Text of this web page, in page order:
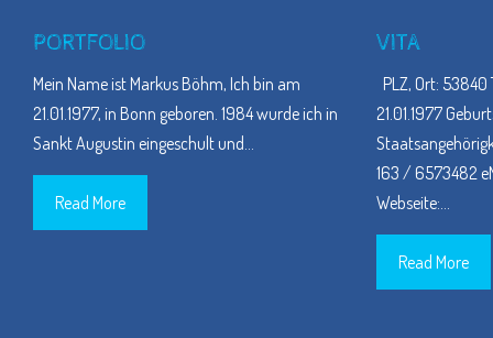
PORTFOLIO
Mein Name ist Markus Böhm, Ich bin am
21.01.1977, in Bonn geboren. 1984 wurde ich in
Sankt Augustin eingeschult und
Read More
VITA
PLZ, Ort:
21.01.1977
163 / 6573482
Webseite:
Read More